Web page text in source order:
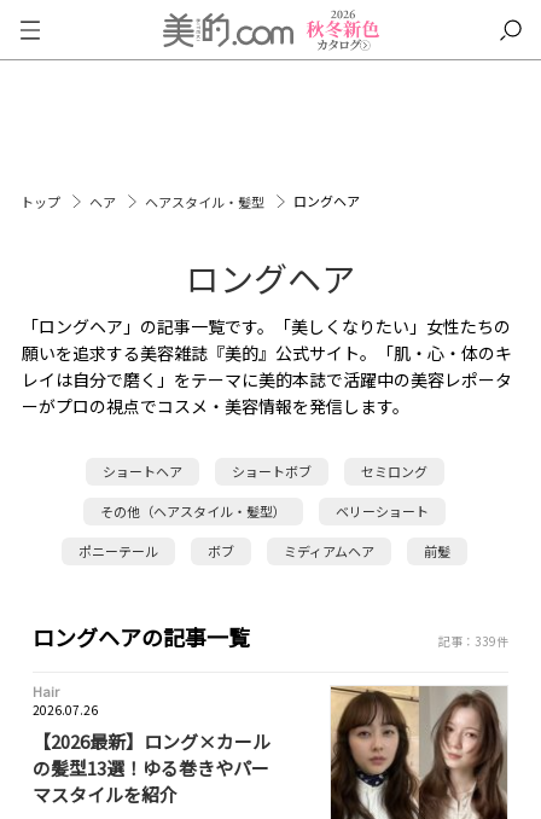
トップ ヘア ヘアスタイル・髪型 ロングヘア
ロングヘア
「ロングヘア」の記事一覧です。「美しくなりたい」女性たちの
願いを追求する美容雑誌『美的』公式サイト。「肌・心・体のキ
レイは自分で磨く」をテーマに美的本誌で活躍中の美容レポータ
ーがプロの視点でコスメ・美容情報を発信します。
ショートヘア ショートボブ セミロング
その他（ヘアスタイル・髪型） ベリーショート
ポニーテール ボブ ミディアムヘア 前髪
ロングヘアの記事一覧 記事：339件
Hair
2026.07.26
【2026最新】ロング×カール
の髪型13選！ゆる巻きやパー
マスタイルを紹介